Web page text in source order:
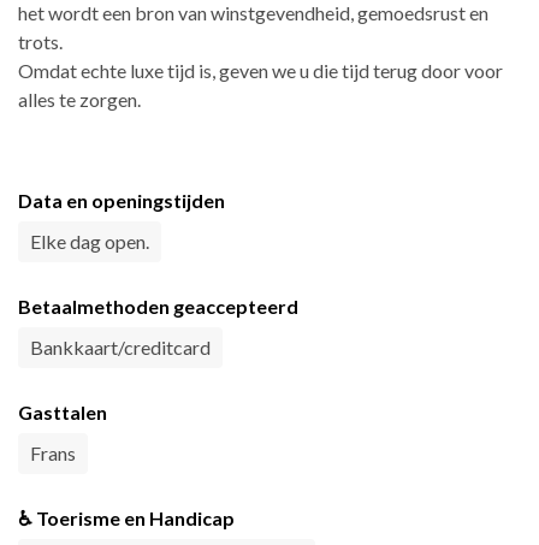
het wordt een bron van winstgevendheid, gemoedsrust en
trots.
Omdat echte luxe tijd is, geven we u die tijd terug door voor
alles te zorgen.
Data en openingstijden
Elke dag open.
Betaalmethoden geaccepteerd
Bankkaart/creditcard
Gasttalen
Frans
♿ Toerisme en Handicap